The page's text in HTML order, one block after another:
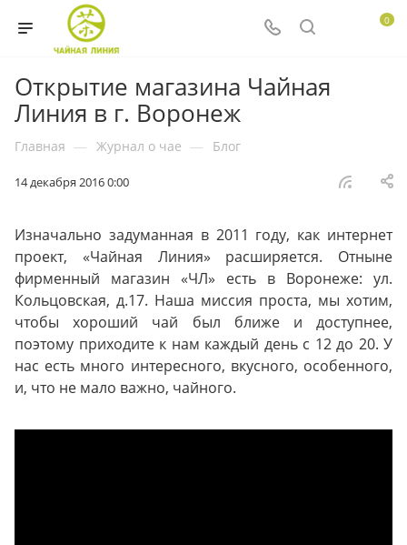
0
Открытие магазина Чайная
Линия в г. Воронеж
Главная — Журнал о чае — Блог
14 декабря 2016 0:00
Изначально задуманная в 2011 году, как интернет
проект, «Чайная Линия» расширяется. Отныне
фирменный магазин «ЧЛ» есть в Воронеже: ул.
Кольцовская, д.17. Наша миссия проста, мы хотим,
чтобы хороший чай был ближе и доступнее,
поэтому приходите к нам каждый день с 12 до 20. У
нас есть много интересного, вкусного, особенного,
и, что не мало важно, чайного.